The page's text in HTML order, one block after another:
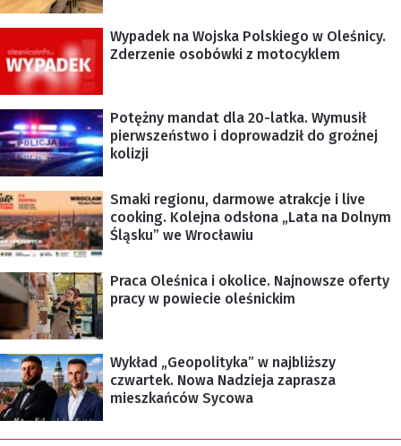
Wypadek na Wojska Polskiego w Oleśnicy.
Zderzenie osobówki z motocyklem
Potężny mandat dla 20-latka. Wymusił
pierwszeństwo i doprowadził do groźnej
kolizji
Smaki regionu, darmowe atrakcje i live
cooking. Kolejna odsłona „Lata na Dolnym
Śląsku” we Wrocławiu
Praca Oleśnica i okolice. Najnowsze oferty
pracy w powiecie oleśnickim
Wykład „Geopolityka” w najbliższy
czwartek. Nowa Nadzieja zaprasza
mieszkańców Sycowa